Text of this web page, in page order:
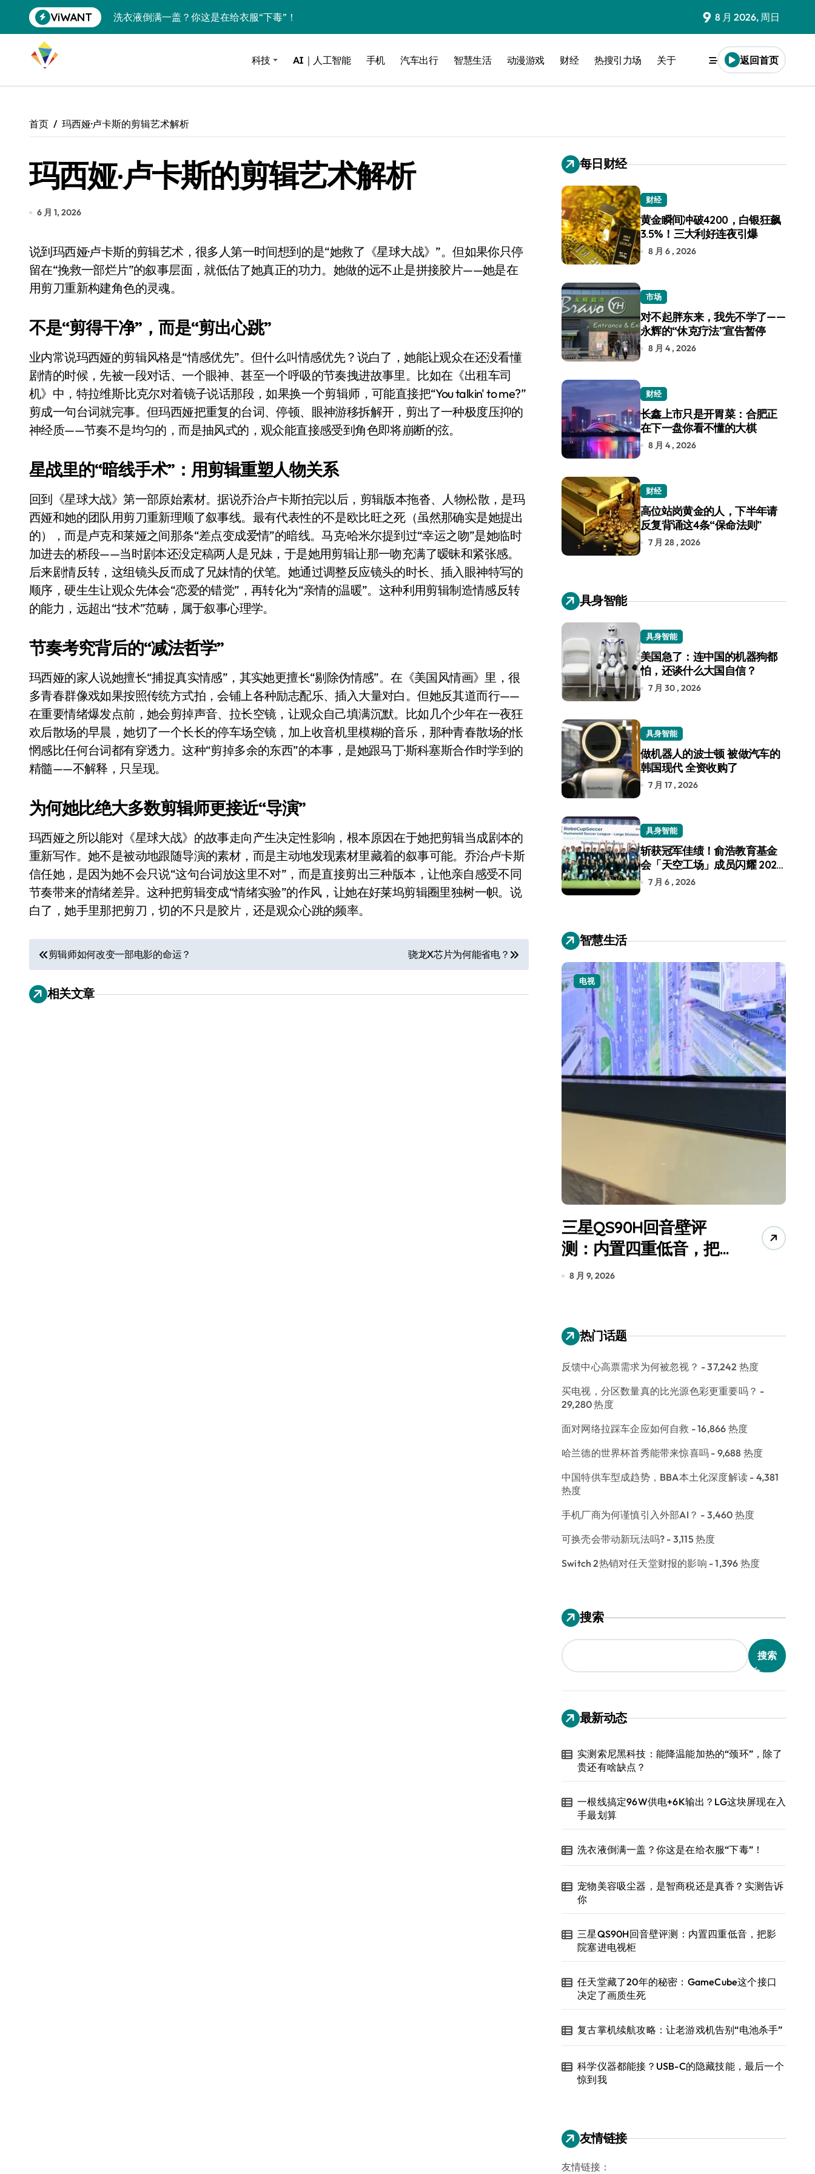
到
ViWANT
洗衣液倒满一盖？你这是在给衣服“下毒”！
三星QS90H回音壁评测：内置四重低音，把影院塞进电视柜
任天堂藏了20年的秘密：GameCube这个接口决定了画质生死
科学仪器都能接？USB-C的隐藏技能，最后一个惊到我
降噪耳机也搞“青春版”？索尼这招“借尸还魂”，是妙棋还是昏招？
SSD涨到肉疼，U盘反而成了性价比之王？
追觅清洁电器全球累计出货量破4000万台，技术创新驱动多品类增长
黄金瞬间冲破4200，白银狂飙3.5%！三大利好连夜引爆
Peloton 新车实测：屏幕能转、风扇怼脸，但最狠的是那个机械音
Xbox七月大崩盘：裁员3200、卖工作室、网络瘫了，微软这次真急了
《我的世界》登陆Switch 2：画质大跃进，但鼠标操控才是真·杀手锏？
谷歌DeepMind创始人辞去CEO，但继续“垂帘听政”？
全球最小U盘，容量却碾压iPhone 17顶配？闪迪这波操作太狠了
召回X9、合作大众遇冷、高端梦碎：小鹏的“多事之夏”
比Model 3便宜？不，比Model 3有面儿——试驾雷克萨斯ES 500e
550亿美金！沙特把EA买了，但背了200亿的债
Xbox 25岁生日送壁纸送徽章，就是不送主机，你领不领？
别再用汽车USB给MacBook充电了！老司机教你3招真·快充
花钱买宝马，启动先看蜘蛛侠？”车主怒了：车内不是广告屏！
你的U盘格式对了吗？详解exFAT和NTFS的终极对决
维修店最怕的“作死”操作：把手机塞冰箱，你中招了吗？
实测索尼黑科技：能降温能加热的“颈环”，除了贵还有啥缺点？
9 8 月 2026, 周日
科技 AI｜人工智能 手机 汽车出行 智慧生活 动漫游戏 财经 热搜引力场 关于 返回首页
首页 玛西娅·卢卡斯的剪辑艺术解析
玛西娅·卢卡斯的剪辑艺术解析
6 月 1, 2026
说到玛西娅·卢卡斯的剪辑艺术，很多人第一时间想到的是“她救了《星球大战》”。但如果你只停
留在“挽救一部烂片”的叙事层面，就低估了她真正的功力。她做的远不止是拼接胶片——她是在
用剪刀重新构建角色的灵魂。
不是“剪得干净”，而是“剪出心跳”
业内常说玛西娅的剪辑风格是“情感优先”。但什么叫情感优先？说白了，她能让观众在还没看懂
剧情的时候，先被一段对话、一个眼神、甚至一个呼吸的节奏拽进故事里。比如在《出租车司
机》中，特拉维斯·比克尔对着镜子说话那段，如果换一个剪辑师，可能直接把“You talkin' to me?”
剪成一句台词就完事。但玛西娅把重复的台词、停顿、眼神游移拆解开，剪出了一种极度压抑的
神经质——节奏不是均匀的，而是抽风式的，观众能直接感受到角色即将崩断的弦。
星战里的“暗线手术”：用剪辑重塑人物关系
回到《星球大战》第一部原始素材。据说乔治·卢卡斯拍完以后，剪辑版本拖沓、人物松散，是玛
西娅和她的团队用剪刀重新理顺了叙事线。最有代表性的不是欧比旺之死（虽然那确实是她提出
的），而是卢克和莱娅之间那条“差点变成爱情”的暗线。马克·哈米尔提到过“幸运之吻”是她临时
加进去的桥段——当时剧本还没定稿两人是兄妹，于是她用剪辑让那一吻充满了暧昧和紧张感。
后来剧情反转，这组镜头反而成了兄妹情的伏笔。她通过调整反应镜头的时长、插入眼神特写的
顺序，硬生生让观众先体会“恋爱的错觉”，再转化为“亲情的温暖”。这种利用剪辑制造情感反转
的能力，远超出“技术”范畴，属于叙事心理学。
节奏考究背后的“减法哲学”
玛西娅的家人说她擅长“捕捉真实情感”，其实她更擅长“剔除伪情感”。在《美国风情画》里，很
多青春群像戏如果按照传统方式拍，会铺上各种励志配乐、插入大量对白。但她反其道而行——
在重要情绪爆发点前，她会剪掉声音、拉长空镜，让观众自己填满沉默。比如几个少年在一夜狂
欢后散场的早晨，她切了一个长长的停车场空镜，加上收音机里模糊的音乐，那种青春散场的怅
惘感比任何台词都有穿透力。这种“剪掉多余的东西”的本事，是她跟马丁·斯科塞斯合作时学到的
精髓——不解释，只呈现。
为何她比绝大多数剪辑师更接近“导演”
玛西娅之所以能对《星球大战》的故事走向产生决定性影响，根本原因在于她把剪辑当成剧本的
重新写作。她不是被动地跟随导演的素材，而是主动地发现素材里藏着的叙事可能。乔治·卢卡斯
信任她，是因为她不会只说“这句台词放这里不对”，而是直接剪出三种版本，让他亲自感受不同
节奏带来的情绪差异。这种把剪辑变成“情绪实验”的作风，让她在好莱坞剪辑圈里独树一帜。说
白了，她手里那把剪刀，切的不只是胶片，还是观众心跳的频率。
文
章
导
剪辑师如何改变一部电影的命运？ 骁龙X芯片为何能省电？
相关文章
每日财经
财经
黄金瞬间冲破4200，白银狂飙
3.5%！三大利好连夜引爆
8 月 6 , 2026
市场
对不起胖东来，我先不学了——
永辉的“休克疗法”宣告暂停
8 月 4 , 2026
财经
长鑫上市只是开胃菜：合肥正
在下一盘你看不懂的大棋
8 月 4 , 2026
财经
高位站岗黄金的人，下半年请
反复背诵这4条“保命法则”
7 月 28 , 2026
具身智能
具身智能
美国急了：连中国的机器狗都
怕，还谈什么大国自信？
7 月 30 , 2026
具身智能
做机器人的波士顿 被做汽车的
韩国现代 全资收购了
7 月 17 , 2026
具身智能
斩获冠军佳绩！俞浩教育基金
会「天空工场」成员闪耀 2026
RoboCup 机器人世界杯
7 月 6 , 2026
智慧生活
小家电
净利润暴跌7.7%，苏泊尔
开始靠“擦边”续命了？
8 月 7, 2026
热门话题
反馈中心高票需求为何被忽视？ - 37,242 热度
买电视，分区数量真的比光源色彩更重要吗？ -
29,280 热度
面对网络拉踩车企应如何自救 - 16,866 热度
哈兰德的世界杯首秀能带来惊喜吗 - 9,688 热度
中国特供车型成趋势，BBA本土化深度解读 - 4,381
热度
手机厂商为何谨慎引入外部AI？ - 3,460 热度
可换壳会带动新玩法吗? - 3,115 热度
Switch 2热销对任天堂财报的影响 - 1,396 热度
搜索
搜索
最新动态
实测索尼黑科技：能降温能加热的“颈环”，除了
贵还有啥缺点？
一根线搞定96W供电+6K输出？LG这块屏现在入
手最划算
洗衣液倒满一盖？你这是在给衣服“下毒”！
宠物美容吸尘器，是智商税还是真香？实测告诉
你
三星QS90H回音壁评测：内置四重低音，把影
院塞进电视柜
任天堂藏了20年的秘密：GameCube这个接口
决定了画质生死
复古掌机续航攻略：让老游戏机告别“电池杀手”
科学仪器都能接？USB-C的隐藏技能，最后一个
惊到我
友情链接
友情链接：